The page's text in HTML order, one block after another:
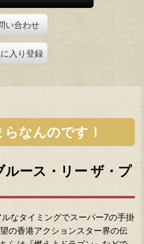
い合わせ
入り登録
なんのです！
ルース・リー ザ・プ
なタイミングでスーパー7の手掛
の香港アクションスター界の伝